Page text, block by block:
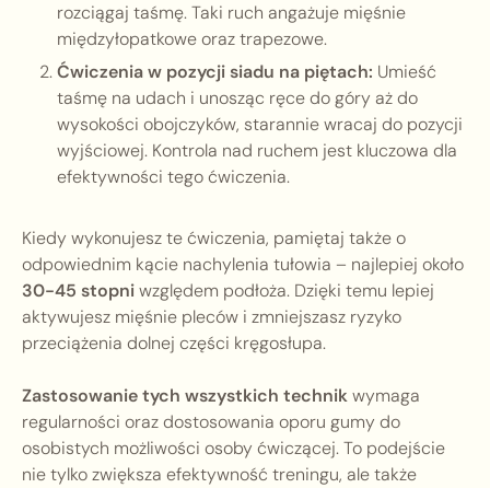
rozciągaj taśmę. Taki ruch angażuje mięśnie
międzyłopatkowe oraz trapezowe.
Ćwiczenia w pozycji siadu na piętach: Umieść
taśmę na udach i unosząc ręce do góry aż do
wysokości obojczyków, starannie wracaj do pozycji
wyjściowej. Kontrola nad ruchem jest kluczowa dla
efektywności tego ćwiczenia.
Kiedy wykonujesz te ćwiczenia, pamiętaj także o
odpowiednim kącie nachylenia tułowia – najlepiej około
30-45 stopniwzględem podłoża. Dzięki temu lepiej
aktywujesz mięśnie pleców i zmniejszasz ryzyko
przeciążenia dolnej części kręgosłupa.
Zastosowanie tych wszystkich technikwymaga
regularności oraz dostosowania oporu gumy do
osobistych możliwości osoby ćwiczącej. To podejście
nie tylko zwiększa efektywność treningu, ale także